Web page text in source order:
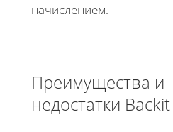
начислением.
Преимущества и
недостатки Backit